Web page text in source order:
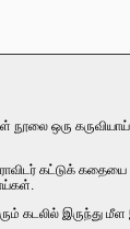
நூலை ஒரு
கட்டுக்
கடலில்